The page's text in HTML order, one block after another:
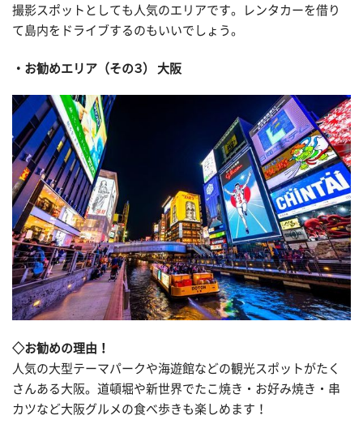
撮影スポットとしても人気のエリアです。レンタカーを借り
て島内をドライブするのもいいでしょう。
お勧めエリア（その３） 大阪
◇お勧めの理由！
人気の大型テーマパークや海遊館などの観光スポットがたく
さんある大阪。道頓堀や新世界でたこ焼き・お好み焼き・串
カツなど大阪グルメの食べ歩きも楽しめます！